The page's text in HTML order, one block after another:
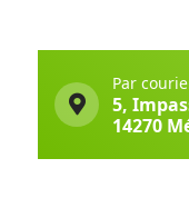
Par
5,
14270